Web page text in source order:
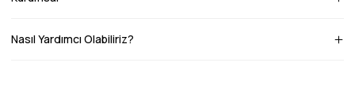
Nasıl Yardımcı Olabiliriz?